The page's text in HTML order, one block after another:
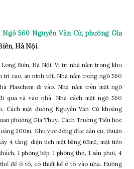
Ngõ 560 Nguyễn Văn Cừ, phường Gia
Hà Nội.
Long Biên, Hà Nội. Vị trí nhà nằm trong khu
trí cao, an ninh tốt. Nhà nằm trong ngõ 560
Plaschem đi vào. Nhà nằm trên mặt ngõ
qua và vào nhà. Nhà cách mặt ngõ 560
Cách mặt đường Nguyễn Văn Cừ khoảng
phường Gia Thụy. Cách Trường Tiểu học
200m. Khu vực đông đúc dân cư, thuận
4 tầng, diện tích mặt bằng 65m2, mặt tiền
1 phòng bếp, 1 phòng thờ, 1 sân phơi, 4
để ô tô, có thiết kế ô tô vào nhà. Hướng